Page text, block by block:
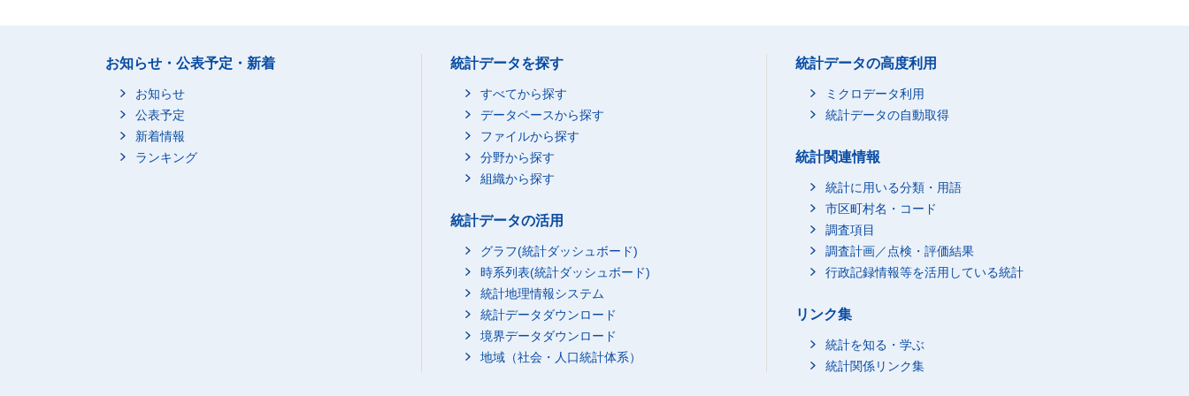
お知らせ・公表予定・新着
お知らせ
公表予定
新着情報
ランキング
統計データを探す
すべてから探す
データベースから探す
ファイルから探す
分野から探す
組織から探す
統計データの活用
グラフ(統計ダッシュボード)
時系列表(統計ダッシュボード)
統計地理情報システム
統計データダウンロード
境界データダウンロード
地域（社会・人口統計体系）
統計データの高度利用
ミクロデータ利用
統計データの自動取得
統計関連情報
統計に用いる分類・用語
市区町村名・コード
調査項目
調査計画／点検・評価結果
行政記録情報等を活用している統計
リンク集
統計を知る・学ぶ
統計関係リンク集